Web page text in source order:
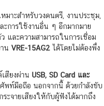
มาะสำหรับวงดนตรี, งานประชุม,
ะการใช้งานอื่น ๆ อีกมากมาย
และความสามารถในการเชื่อม
น VRE-15AG2 ได้โดยไม่ต้องพึ่ง
สียงผ่าน USB, SD Card และ
พท์มือถือ นอกจากนี้ ด้วยกำลังขับ
ระจายเสียงให้กับผู้ฟังได้มากถึง